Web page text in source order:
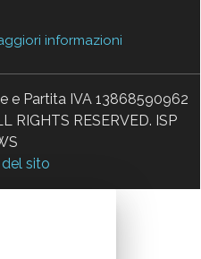
informazioni
e Partita IVA 13868590962
RESERVED. ISP
sito